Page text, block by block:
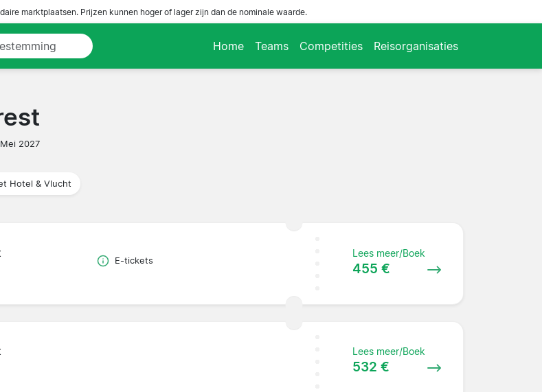
marktplaatsen. Prijzen kunnen hoger of lager zijn dan de nominale waarde.
Home Teams Competities Reisorganisaties
2027
Hotel & Vlucht
E-tickets
Lees meer/Boek
455 €
Lees meer/Boek
532 €